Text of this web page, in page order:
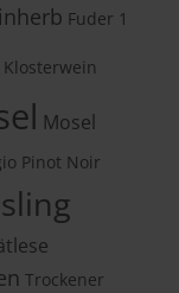
Fuder 1
Klosterwein
Mosel
Pinot Noir
Trockener